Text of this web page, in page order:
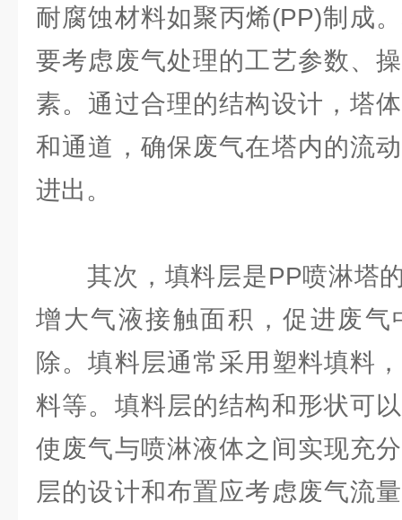
耐腐蚀材料如聚丙烯(PP)制成
要考虑废气处理的工艺参数、
素。通过合理的结构设计，塔
和通道，确保废气在塔内的流
进出。
其次，填料层是PP喷淋塔的
增大气液接触面积，促进废气
除。填料层通常采用塑料填料
料等。填料层的结构和形状可
使废气与喷淋液体之间实现充
层的设计和布置应考虑废气流